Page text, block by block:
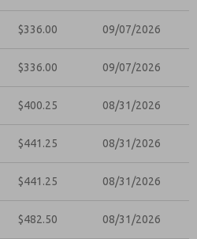
$336.00 09/07/2026
$336.00 09/07/2026
$400.25 08/31/2026
$441.25 08/31/2026
$441.25 08/31/2026
$482.50 08/31/2026